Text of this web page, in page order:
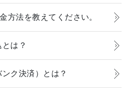
方法を教えてください。
は？
ク決済）とは？